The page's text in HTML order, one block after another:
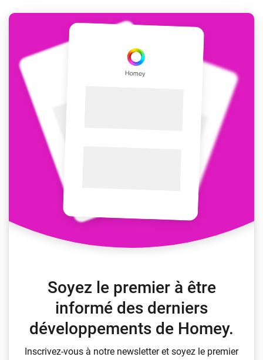
Soyez le premier à être
informé des derniers
développements de Homey.
Inscrivez-vous à notre newsletter et soyez le premier